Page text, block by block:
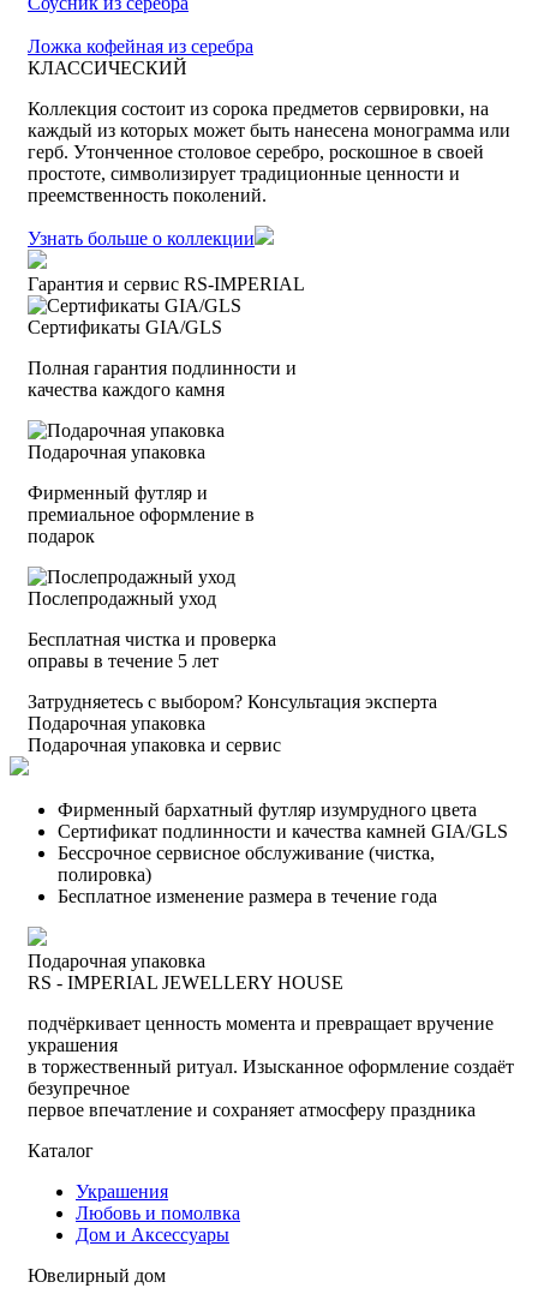
Ложка кофейная из серебра
КЛАССИЧЕСКИЙ
Коллекция состоит из сорока предметов сервировки, на
каждый из которых может быть нанесена монограмма или
герб. Утонченное столовое серебро, роскошное в своей
простоте, символизирует традиционные ценности и
преемственность поколений.
Узнать больше о коллекции
Гарантия и сервис RS‑IMPERIAL
Сертификаты GIA/GLS
Полная гарантия подлинности и
качества каждого камня
Подарочная упаковка
Фирменный футляр и
премиальное оформление в
подарок
Послепродажный уход
Бесплатная чистка и проверка
оправы в течение 5 лет
Затрудняетесь с выбором? Консультация эксперта
Подарочная упаковка
Подарочная упаковка и сервис
Фирменный бархатный футляр изумрудного цвета
Сертификат подлинности и качества камней GIA/GLS
Бессрочное сервисное обслуживание (чистка,
полировка)
Бесплатное изменение размера в течение года
Подарочная упаковка
RS - IMPERIAL JEWELLERY HOUSE
подчёркивает ценность момента и превращает вручение
украшения
в торжественный ритуал. Изысканное оформление создаёт
безупречное
первое впечатление и сохраняет атмосферу праздника
Каталог
Украшения
Любовь и помолвка
Дом и Аксессуары
Ювелирный дом